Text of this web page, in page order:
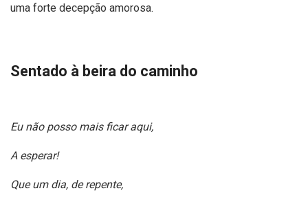
uma forte decepção amorosa.
Sentado à beira do caminho
Eu não posso mais ficar aqui,
A esperar!
Que um dia, de repente,